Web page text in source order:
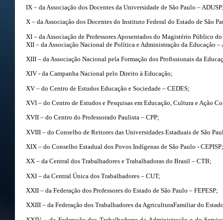
IX – da Associação dos Docentes da Universidade de São Paulo –
X – da Associação dos Docentes do Instituto Federal do Estado de São
XI – da Associação de Professores Aposentados do Magistério Público
XII – da Associação Nacional de Política e Administração da Educação –
XIII – da Associação Nacional pela Formação dos Profissionais da
XIV - da Campanha Nacional pelo Direito à Educação;
XV – do Centro de Estudos Educação e Sociedade – CEDES;
XVI – do Centro de Estudos e Pesquisas em Educação, Cultura e Ação
XVII – do Centro do Professorado Paulista – CPP;
XVIII – do Conselho de Reitores das Universidades Estaduais de São
XIX – do Conselho Estadual dos Povos Indígenas de São Paulo - CEPISP;
XX – da Central dos Trabalhadores e Trabalhadoras do Brasil – CTB;
XXI – da Central Única dos Trabalhadores – CUT;
XXII – da Federação dos Professores do Estado de São Paulo – FEPESP;
XXIII – da Federação dos Trabalhadores da AgriculturaFamiliar do